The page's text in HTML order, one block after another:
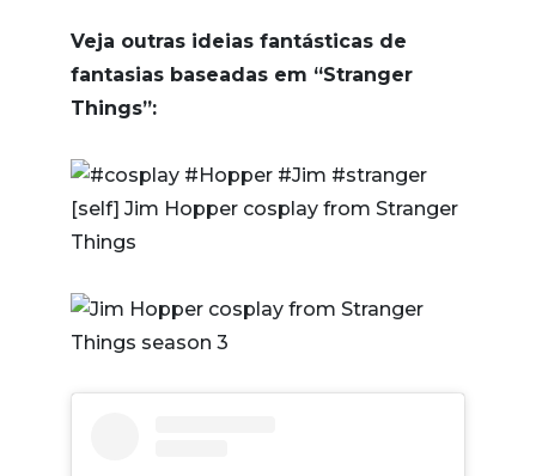
Veja outras ideias fantásticas de
fantasias baseadas em “Stranger
Things”: